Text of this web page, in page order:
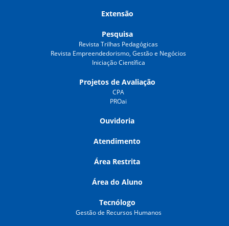
Extensão
Pesquisa
Revista Trilhas Pedagógicas
Revista Empreendedorismo, Gestão e Negócios
Iniciação Científica
Projetos de Avaliação
CPA
PROai
Ouvidoria
Atendimento
Área Restrita
Área do Aluno
Tecnólogo
Gestão de Recursos Humanos